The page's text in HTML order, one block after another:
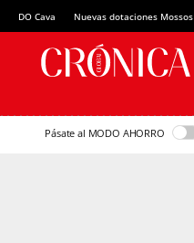
DO Cava Nuevas dotaciones Mossos
Pásate al MODO AHORRO